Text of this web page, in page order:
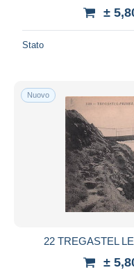
±
Stato
Nuovo
22 TREGASTEL
±